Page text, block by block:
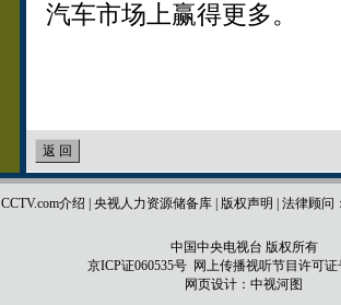
汽车市场上赢得更多。
CCTV.com介绍 央视人力资源储备库| 版权声明 法律顾问
中国中央电视台 版权所有
京ICP证060535号 网上传播视听节目许可证
网页设计： 中视河图